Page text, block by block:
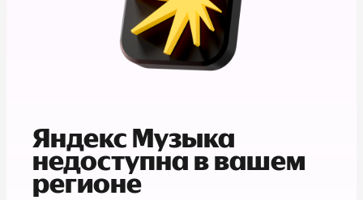
Яндекс Музыка
недоступна в вашем
регионе